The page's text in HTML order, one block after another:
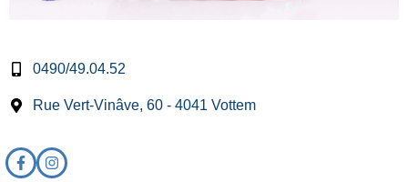
0490/49.04.52
Rue Vert-Vinâve, 60 - 4041 Vottem